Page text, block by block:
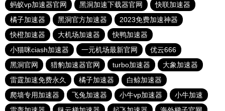
蚂蚁vp加速器官网
黑洞加速下载器官网
快联加速器
橘子加速器
黑洞官方加速器
2023免费加速神器
快橙加速器
大机场加速器
快鸭加速器
小猫咪ciash加速器
一元机场最新官网
优云666
黑洞官网
猎豹加速器官网 turbo加速器
大象加速器
雷霆加速免费永久
橘子加速器
白鲸加速器
爬墙专用加速器
飞兔加速器 小牛vp加速器
小牛加速